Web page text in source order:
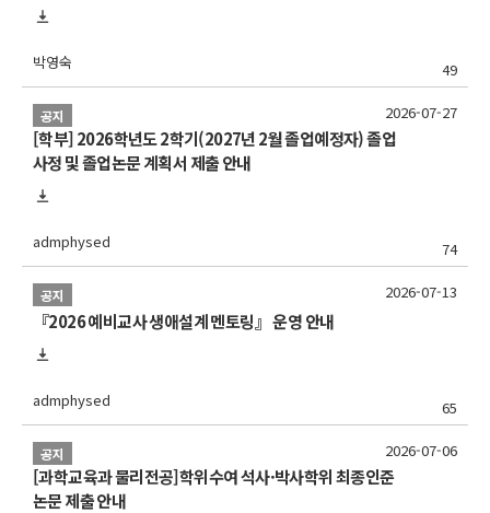
박영숙 49
공지
[학부] 2026학년도 2학기(2027년 2월 졸업예정자) 졸업
사정 및 졸업논문 계획서 제출 안내
admphysed 74
2026-07-27
공지
『2026 예비교사 생애설계 멘토링』 운영 안내
admphysed 65
2026-07-13
공지
[과학교육과 물리전공]학위수여 석사·박사학위 최종인준
논문 제출 안내
2026-07-06